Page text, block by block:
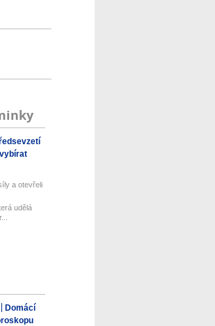
a otevřeli
udělá
Domácí